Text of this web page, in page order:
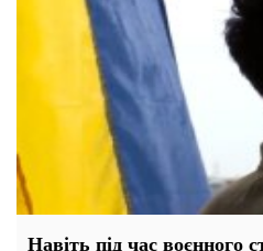
Навіть під час воєнного